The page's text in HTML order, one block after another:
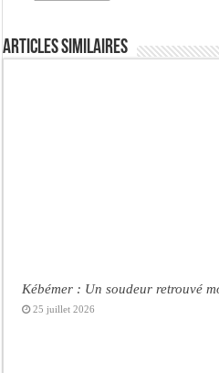
Articles similaires
Kébémer : Un soudeur retrouvé
25 juillet 2026